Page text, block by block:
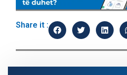
Share it :